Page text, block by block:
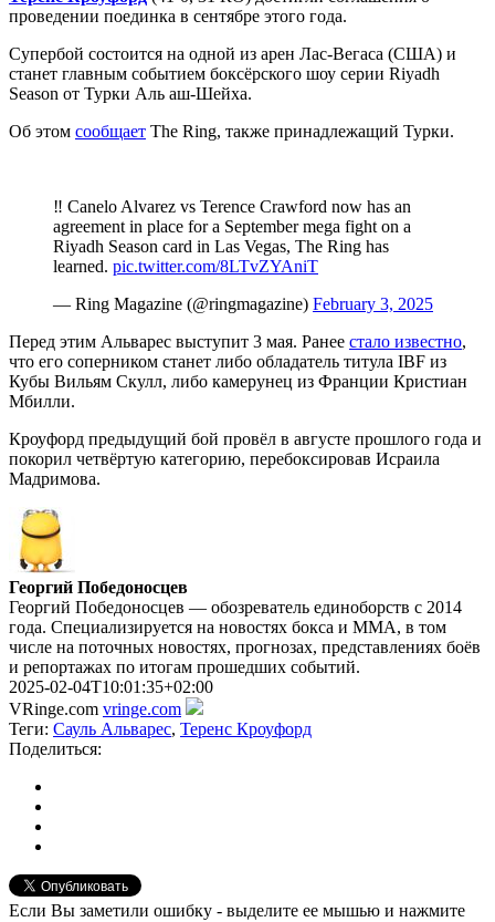
проведении поединка в сентябре этого года.
Супербой состоится на одной из арен Лас-Вегаса (США) и
станет главным событием боксёрского шоу серии Riyadh
Season от Турки Аль аш-Шейха.
Об этом сообщает The Ring, также принадлежащий Турки.
‼️ Canelo Alvarez vs Terence Crawford now has an
agreement in place for a September mega fight on a
Riyadh Season card in Las Vegas, The Ring has
learned. pic.twitter.com/8LTvZYAniT
— Ring Magazine (@ringmagazine) February 3, 2025
Перед этим Альварес выступит 3 мая. Ранее стало известно,
что его соперником станет либо обладатель титула IBF из
Кубы Вильям Скулл, либо камерунец из Франции Кристиан
Мбилли.
Кроуфорд предыдущий бой провёл в августе прошлого года и
покорил четвёртую категорию, перебоксировав Исраила
Мадримова.
Георгий Победоносцев
Георгий Победоносцев — обозреватель единоборств с 2014
года. Специализируется на новостях бокса и ММА, в том
числе на поточных новостях, прогнозах, представлениях боёв
и репортажах по итогам прошедших событий.
2025-02-04T10:01:35+02:00
VRinge.com vringe.com
Теги: Сауль Альварес, Теренс Кроуфорд
Поделиться:
Если Вы заметили ошибку - выделите ее мышью и нажмите